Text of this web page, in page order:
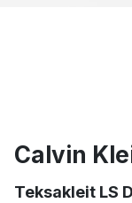
Calvin
Teksakleit LS